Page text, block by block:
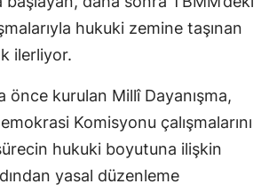
hukuki zemine taşınan
ilerliyor.
önce kurulan Millî Dayanışma,
Komisyonu çalışmalarını
hukuki boyutuna ilişkin
yasal düzenleme